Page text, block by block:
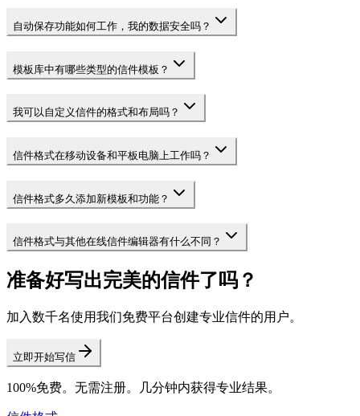
自动保存功能如何工作，我的数据安全吗？
模板库中有哪些类型的信件模板？
我可以自定义信件的格式和布局吗？
信件格式在移动设备和平板电脑上工作吗？
信件格式多久添加新模板和功能？
信件格式与其他在线信件编辑器有什么不同？
准备好写出完美的信件了吗？
加入数千名使用我们免费平台创建专业信件的用户。
立即开始写信
100%免费。无需注册。几分钟内获得专业结果。